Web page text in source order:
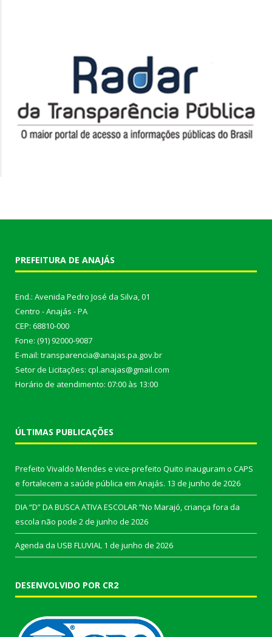
PREFEITURA DE ANAJÁS
End.: Avenida Pedro José da Silva, 01
Centro - Anajás - PA
CEP: 68810-000
Fone: (91) 92000-9087
E-mail: transparencia@anajas.pa.gov.br
Setor de Licitações: cpl.anajas@gmail.com
Horário de atendimento: 07:00 às 13:00
ÚLTIMAS PUBLICAÇÕES
Prefeito Vivaldo Mendes e vice-prefeito Quito inauguram o CAPS
e fortalecem a saúde pública em Anajás. 13 de junho de 2026
DIA “D” DA BUSCA ATIVA ESCOLAR “No Marajó, criança fora da
escola não pode 2 de junho de 2026
Agenda da USB FLUVIAL 1 de junho de 2026
DESENVOLVIDO POR CR2